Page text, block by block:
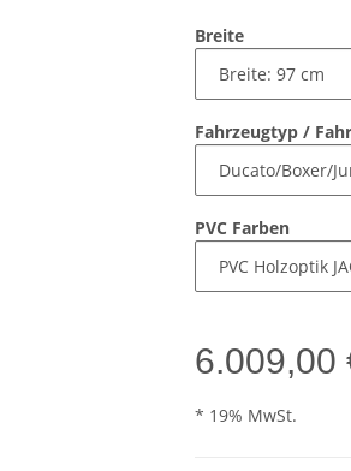
Breite
Fahrzeugtyp /
PVC Farben
6.009,00
* 19% MwSt.